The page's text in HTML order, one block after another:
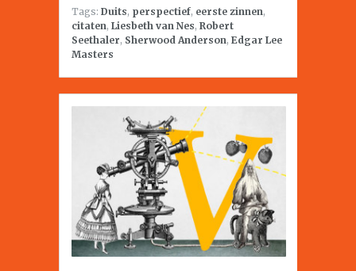
Tags: Duits, perspectief, eerste zinnen,
citaten, Liesbeth van Nes, Robert
Seethaler, Sherwood Anderson, Edgar Lee
Masters